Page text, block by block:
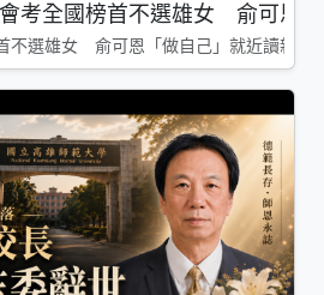
考全國榜首不選雄女 俞可恩
不選雄女 俞可恩「做自己」就近讀新莊